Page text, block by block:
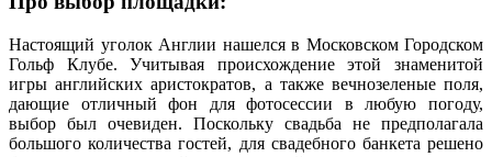
Настоящий уголок Англии нашелся в Московском Городском
Гольф Клубе. Учитывая происхождение этой знаменитой
игры английских аристократов, а также вечнозеленые поля,
дающие отличный фон для фотосессии в любую погоду,
выбор был очевиден. Поскольку свадьба не предполагала
большого количества гостей, для свадебного банкета решено